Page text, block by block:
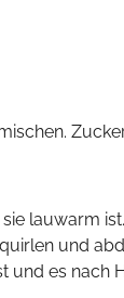
und
und es nach